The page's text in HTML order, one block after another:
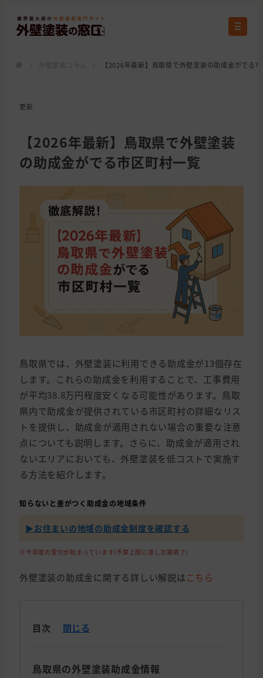
【2026年最新】鳥取県で外壁塗装の助成金がでる
更新
【2026年最新】鳥取県で外壁塗装
の助成金がでる市区町村一覧
鳥取県では、外壁塗装に利用できる助成金が13個存在
します。これらの助成金を利用することで、工事費用
が平均38.8万円程度安くなる可能性があります。鳥取
県内で助成金が提供されている市区町村の詳細なリス
トを提供し、助成金が適用されない場合の重要な注意
点についても説明します。さらに、助成金が適用され
ないエリアにおいても、外壁塗装を低コストで実施す
る方法を紹介します。
知らないと差がつく助成金の地域条件
▶︎お住まいの地域の助成金制度を確認する
※今年度の受付が始まっています(予算上限に達し次第終了)
外壁塗装の助成金に関する詳しい解説は こちら
目次 閉じる
鳥取県の外壁塗装助成金情報